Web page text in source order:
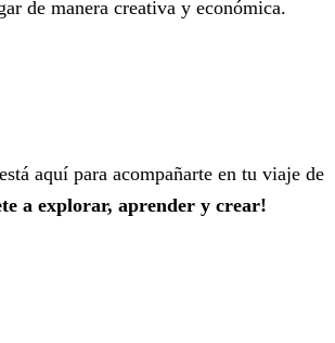
de manera creativa y económica.
aquí para acompañarte en tu viaje de
a explorar, aprender y crear!